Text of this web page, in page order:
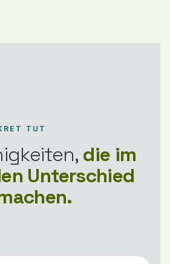
TUT
die im
Unterschied